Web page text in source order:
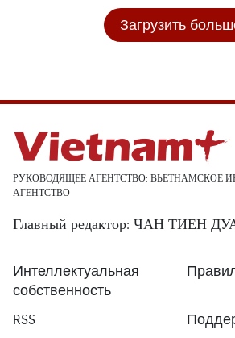
Загрузить
РУКОВОДЯЩЕЕ АГЕНТСТВО: ВЬЕТНАМСКОЕ
АГЕНТСТВО
Главный редактор: ЧАН ТИЕН
Интеллектуальная
собственность
RSS